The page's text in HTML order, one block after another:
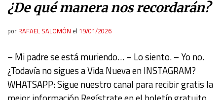
¿De qué manera nos recordarán?
por RAFAEL SALOMÓN el 19/01/2026
– Mi padre se está muriendo… – Lo siento. – Yo no.
¿Todavía no sigues a Vida Nueva en INSTAGRAM?
WHATSAPP: Sigue nuestro canal para recibir gratis la